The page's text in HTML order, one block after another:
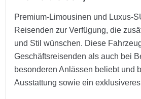
Premium-Limousinen und Luxus-
Reisenden zur Verfügung, die
und Stil wünschen. Diese
Geschäftsreisenden als auch bei
besonderen Anlässen beliebt und
Ausstattung sowie ein